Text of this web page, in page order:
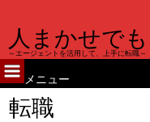
人まかせで
～エージェントを活用して、上手に転職～
メニュー
ン転職